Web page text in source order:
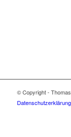
© Copyright -
Datenschutzerklärung